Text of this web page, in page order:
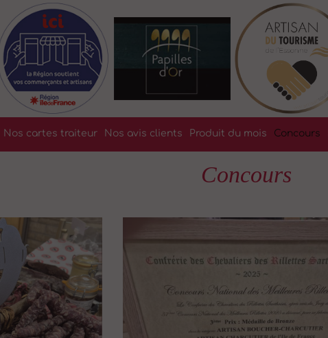
Nos cartes traiteur Nos avis clients Produit du mois Concours
Concours